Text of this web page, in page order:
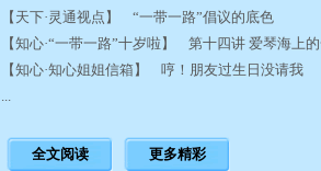
【天下·灵通视点】 “一带一路”倡议的底色
【知心·“一带一路”十岁啦】 第十四讲 爱琴海上
【知心·知心姐姐信箱】 哼！朋友过生日没请我
...
全文阅读 更多精彩